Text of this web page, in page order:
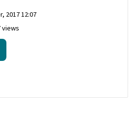
2017 12:07
views